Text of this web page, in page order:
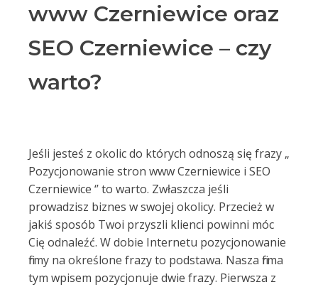
www Czerniewice oraz
SEO Czerniewice – czy
warto?
Jeśli jesteś z okolic do których odnoszą się frazy „
Pozycjonowanie stron www Czerniewice i SEO
Czerniewice ‘’ to warto. Zwłaszcza jeśli
prowadzisz biznes w swojej okolicy. Przecież w
jakiś sposób Twoi przyszli klienci powinni móc
Cię odnaleźć. W dobie Internetu pozycjonowanie
firmy na określone frazy to podstawa. Nasza firma
tym wpisem pozycjonuje dwie frazy. Pierwsza z